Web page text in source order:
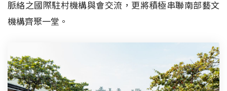
脈絡之國際駐村機構與會交流，更將積極串聯南部藝文
機構齊聚一堂。